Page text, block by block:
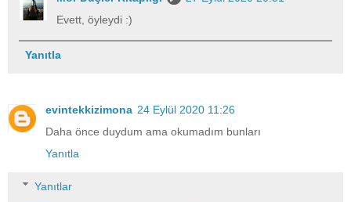
Evett, öyleydi :)
Yanıtla
evintekkizimona 24 Eylül 2020 11:26
Daha önce duydum ama okumadım bunları
Yanıtla
Yanıtlar